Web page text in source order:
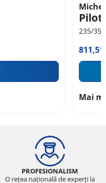
Pilot
235/35
Mai
PROFESIONALISM
O rețea națională de experți la